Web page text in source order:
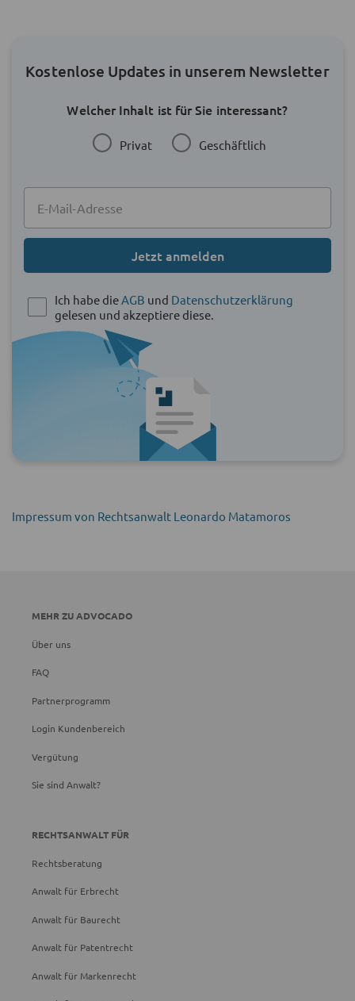
Kostenlose Updates in unserem Newsletter
Welcher Inhalt ist für Sie interessant?
Privat Geschäftlich
Jetzt anmelden
Ich habe dieAGB und Datenschutzerklärung
gelesen und akzeptiere diese.
Impressum von Rechtsanwalt Leonardo Matamoros
MEHR ZU ADVOCADO
Über uns
FAQ
Partnerprogramm
Login Kundenbereich
Vergütung
Sie sind Anwalt?
RECHTSANWALT FÜR
Rechtsberatung
Anwalt für Erbrecht
Anwalt für Baurecht
Anwalt für Patentrecht
Anwalt für Markenrecht